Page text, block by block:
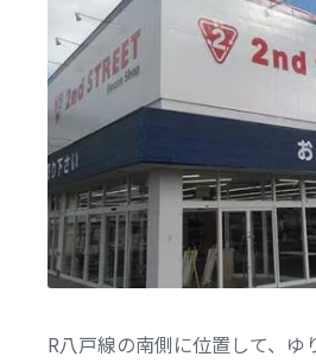
R八戸線の南側に位置して、ゆ